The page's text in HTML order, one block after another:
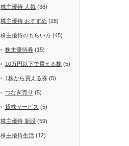
株主優待 人気 (38)
株主優待 おすすめ (28)
株主優待のもらい方 (45)
株主優待券 (15)
10万円以下で買える株 (5)
1株から買える株 (5)
つなぎ売り (5)
貸株サービス (5)
株主優待 新設 (59)
株主優待生活 (12)